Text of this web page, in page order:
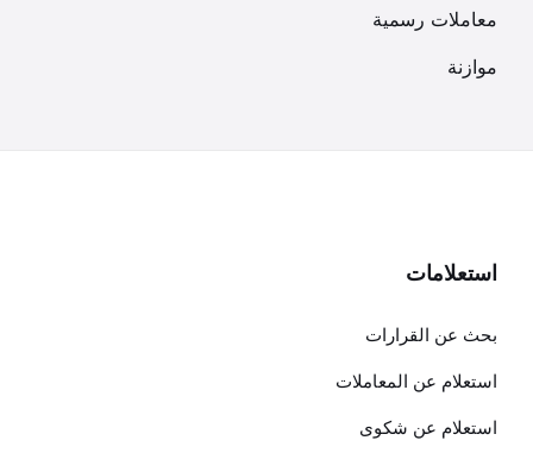
معاملات رسمية
موازنة
استعلامات
بحث عن القرارات
استعلام عن المعاملات
استعلام عن شكوى